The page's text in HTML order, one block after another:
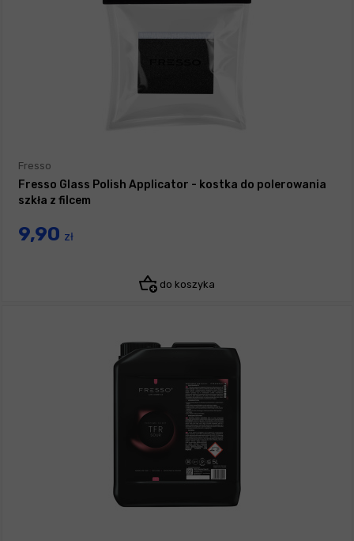
Fresso
Fresso Glass Polish Applicator - kostka do polerowania
szkła z filcem
9,90 zł
do koszyka